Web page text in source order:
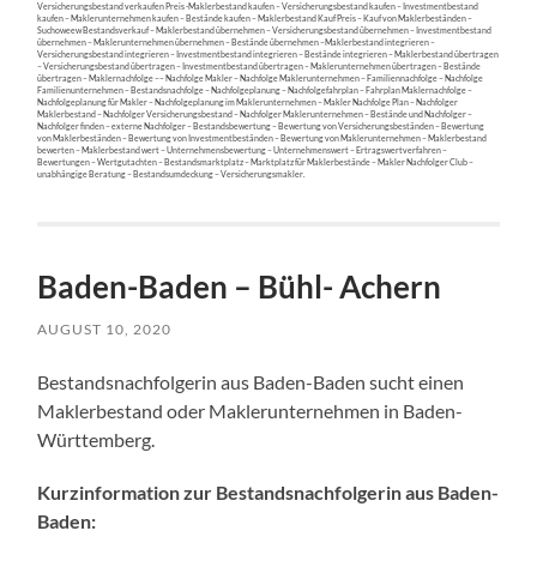
Versicherungsbestand verkaufen Preis -Maklerbestand kaufen – Versicherungsbestand kaufen – Investmentbestand
kaufen – Maklerunternehmen kaufen – Bestände kaufen – Maklerbestand Kauf Preis – Kauf von Maklerbeständen –
Suchoweew Bestandsverkauf – Maklerbestand übernehmen – Versicherungsbestand übernehmen – Investmentbestand
übernehmen – Maklerunternehmen übernehmen – Bestände übernehmen –Maklerbestand integrieren –
Versicherungsbestand integrieren – Investmentbestand integrieren – Bestände integrieren – Maklerbestand übertragen
– Versicherungsbestand übertragen – Investmentbestand übertragen – Maklerunternehmen übertragen – Bestände
übertragen – Maklernachfolge –– Nachfolge Makler – Nachfolge Maklerunternehmen – Familiennachfolge – Nachfolge
Familienunternehmen – Bestandsnachfolge – Nachfolgeplanung – Nachfolgefahrplan – Fahrplan Maklernachfolge –
Nachfolgeplanung für Makler – Nachfolgeplanung im Maklerunternehmen – Makler Nachfolge Plan – Nachfolger
Maklerbestand – Nachfolger Versicherungsbestand – Nachfolger Maklerunternehmen – Bestände und Nachfolger –
Nachfolger finden – externe Nachfolger – Bestandsbewertung – Bewertung von Versicherungsbeständen – Bewertung
von Maklerbeständen – Bewertung von Investmentbeständen – Bewertung von Maklerunternehmen – Maklerbestand
bewerten – Maklerbestand wert – Unternehmensbewertung – Unternehmenswert – Ertragswertverfahren –
Bewertungen – Wertgutachten – Bestandsmarktplatz – Marktplatz für Maklerbestände – Makler Nachfolger Club –
unabhängige Beratung – Bestandsumdeckung – Versicherungsmakler.
Baden-Baden – Bühl- Achern
AUGUST 10, 2020
Bestandsnachfolgerin aus Baden-Baden sucht einen
Maklerbestand oder Maklerunternehmen in Baden-
Württemberg.
Kurzinformation zur Bestandsnachfolgerin aus Baden-
Baden: